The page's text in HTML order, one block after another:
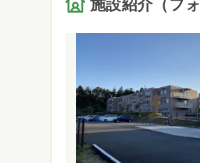
施設紹介（フ